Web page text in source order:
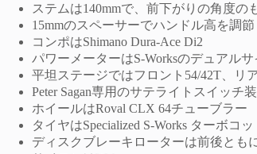
ステムは140mmで、前下がりの角度の
15mmのスペーサーでハンドル高を調節
コンポはShimano Dura-Ace Di2
パワーメーターはS-Worksのデュアル
平坦ステージではフロント54/42T、リ
Peter Sagan専用のサテライトスイッチ
ホイールはRoval CLX 64チューブラー
タイヤはSpecialized S-Works ターボコ
ディスクブレーキローターは前後とも